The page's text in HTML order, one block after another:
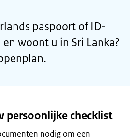
paspoort of ID-
woont u in Sri Lanka?
persoonlijke checklist
nodig om een